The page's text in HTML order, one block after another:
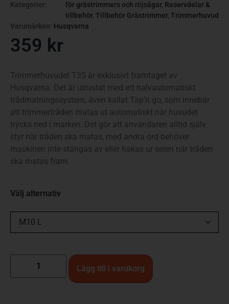
Kategorier:
för grästrimmers och röjsågar, Reservdelar &
tillbehör, Tillbehör Grästrimmer, Trimmerhuvud
Varumärken Husqvarna
359 kr
Trimmerhuvudet T35 är exklusivt framtaget av
Husqvarna. Det är utrustat med ett halvautomatiskt
trådmatningssystem, även kallat Tap’n go, som innebär
att trimmertråden matas ut automatiskt när huvudet
trycks ned i marken. Det gör att användaren alltid själv
styr när tråden ska matas, med andra ord behöver
maskinen inte stängas av eller hakas ur selen när tråden
ska matas fram.
Välj alternativ
Lägg till i varukorg